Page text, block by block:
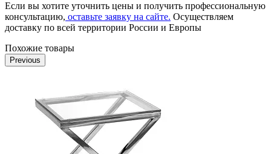
Если вы хотите уточнить цены и получить профессиональную
консультацию, оставьте заявку на сайте. Осуществляем
доставку по всей территории России и Европы
Похожие товары
Previous